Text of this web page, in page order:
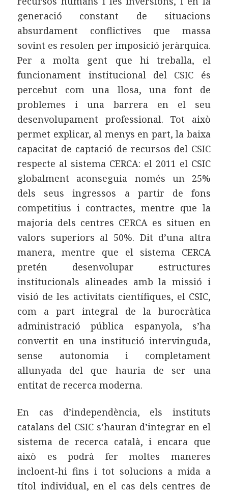
generació constant de situacions
absurdament conflictives que massa
sovint es resolen per imposició jeràrquica.
Per a molta gent que hi treballa, el
funcionament institucional del CSIC és
percebut com una llosa, una font de
problemes i una barrera en el seu
desenvolupament professional. Tot això
permet explicar, al menys en part, la baixa
capacitat de captació de recursos del CSIC
respecte al sistema CERCA: el 2011 el CSIC
globalment aconseguia només un 25%
dels seus ingressos a partir de fons
competitius i contractes, mentre que la
majoria dels centres CERCA es situen en
valors superiors al 50%. Dit d’una altra
manera, mentre que el sistema CERCA
pretén desenvolupar estructures
institucionals alineades amb la missió i
visió de les activitats científiques, el CSIC,
com a part integral de la burocràtica
administració pública espanyola, s’ha
convertit en una institució intervinguda,
sense autonomia i completament
allunyada del que hauria de ser una
entitat de recerca moderna.
En cas d’independència, els instituts
catalans del CSIC s’hauran d’integrar en el
sistema de recerca català, i encara que
això es podrà fer moltes maneres
incloent-hi fins i tot solucions a mida a
títol individual, en el cas dels centres de